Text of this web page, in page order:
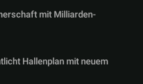
mit Milliarden-
Hallenplan mit neuem